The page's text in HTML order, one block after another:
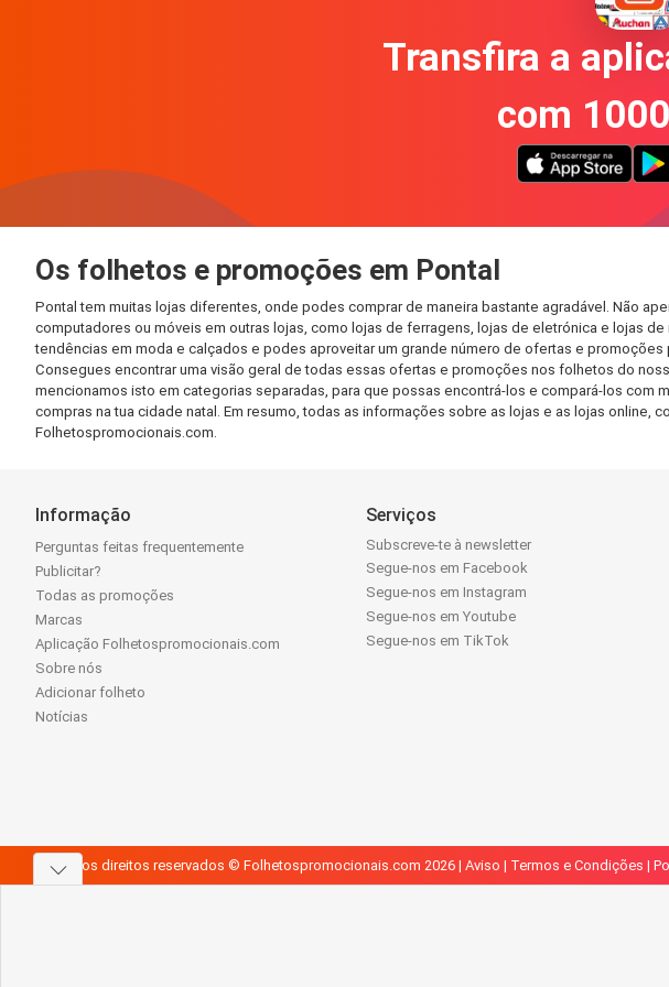
Transfira a
com
Os folhetos e promoções em Pontal
Pontal tem muitas lojas diferentes, onde podes comprar de maneira bastante agradável. Não
computadores ou móveis em outras lojas, como lojas de ferragens, lojas de eletrónica e lojas
tendências em moda e calçados e podes aproveitar um grande número de ofertas e
Consegues encontrar uma visão geral de todas essas ofertas e promoções nos folhetos do
mencionamos isto em categorias separadas, para que possas encontrá-los e compará-los
compras na tua cidade natal. Em resumo, todas as informações sobre as lojas e as lojas
Folhetospromocionais.com.
Informação
Perguntas feitas frequentemente
Publicitar?
Todas as promoções
Marcas
Aplicação Folhetospromocionais.com
Sobre nós
Adicionar folheto
Notícias
Serviços
Subscreve-te à newsletter
Segue-nos em Facebook
Segue-nos em Instagram
Segue-nos em Youtube
Segue-nos em TikTok
Todos os direitos reservados © Folhetospromocionais.com 2026 | Aviso | Termos e Condições |